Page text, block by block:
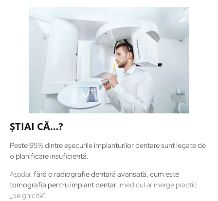
ȘTIAI CĂ…?
Peste 95% dintre eșecurile implanturilor dentare sunt legate de
o planificare insuficientă.
Așadar, fără o radiografie dentară avansată, cum este
tomografia pentru implant dentar, medicul ar merge practic
„pe ghicite”.